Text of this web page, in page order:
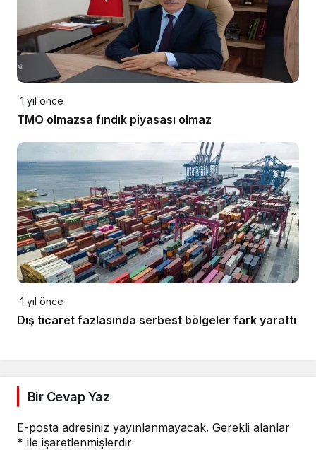
1 yıl önce
TMO olmazsa fındık piyasası olmaz
1 yıl önce
Dış ticaret fazlasında serbest bölgeler fark yarattı
Bir Cevap Yaz
E-posta adresiniz yayınlanmayacak. Gerekli alanlar
* ile işaretlenmişlerdir